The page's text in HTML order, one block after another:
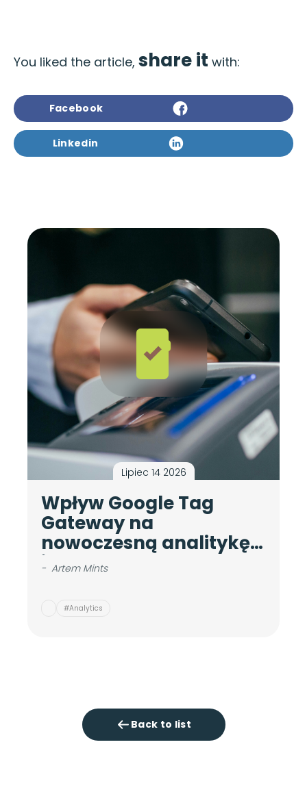
You liked the article, share it with:
Facebook
Linkedin
Lipiec 14 2026
Wpływ Google Tag
Gateway na
nowoczesną analitykę
internetową
- Artem Mints
#Analytics
Back to list